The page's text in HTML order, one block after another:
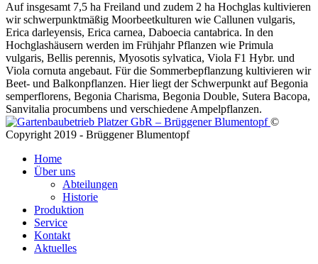
Auf insgesamt 7,5 ha Freiland und zudem 2 ha Hochglas kultivieren
wir schwerpunktmäßig Moorbeetkulturen wie Callunen vulgaris,
Erica darleyensis, Erica carnea, Daboecia cantabrica. In den
Hochglashäusern werden im Frühjahr Pflanzen wie Primula
vulgaris, Bellis perennis, Myosotis sylvatica, Viola F1 Hybr. und
Viola cornuta angebaut. Für die Sommerbepflanzung kultivieren wir
Beet- und Balkonpflanzen. Hier liegt der Schwerpunkt auf Begonia
semperflorens, Begonia Charisma, Begonia Double, Sutera Bacopa,
Sanvitalia procumbens und verschiedene Ampelpflanzen.
©
Copyright 2019 - Brüggener Blumentopf
Home
Über uns
Abteilungen
Historie
Produktion
Service
Kontakt
Aktuelles